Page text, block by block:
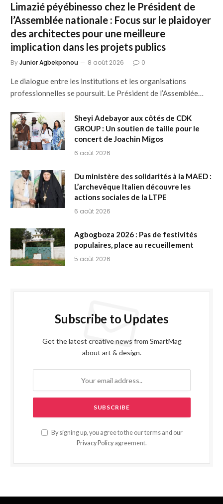
Limazié péyébinesso chez le Président de
l’Assemblée nationale : Focus sur le plaidoyer
des architectes pour une meilleure
implication dans les projets publics
ByJunior Agbekponou 8 août 2026 0
Le dialogue entre les institutions et les organisations
professionnelles se poursuit. Le Président de l’Assemblée…
Sheyi Adebayor aux côtés de CDK
GROUP : Un soutien de taille pour le
concert de Joachin Migos
6 août 2026
Du ministère des solidarités à la MAED :
L’archevêque Italien découvre les
actions sociales de la LTPE
6 août 2026
Agbogboza 2026 : Pas de festivités
populaires, place au recueillement
5 août 2026
Subscribe to Updates
Get the latest creative news from SmartMag
about art & design.
By signing up, you agree to the our terms and our
Privacy Policy agreement.